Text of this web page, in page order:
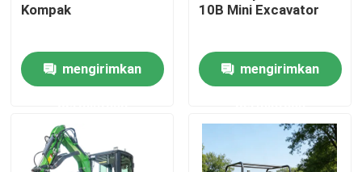
Rumah
Tentang kita
Kompak
mengirimkan
10B Mini Excavator
mengirimkan